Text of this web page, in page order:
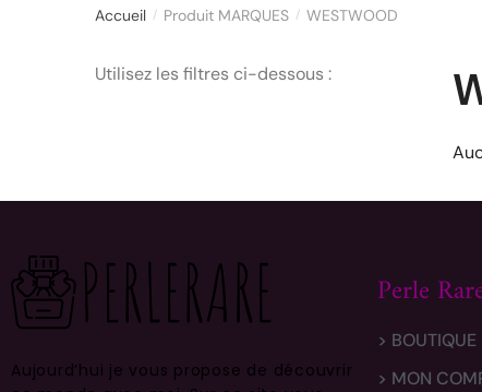
Accueil / Produit MARQUES / WESTWOOD
Utilisez les filtres ci-dessous :
Aujourd’hui je vous propose de découvrir
Perle
> BOUTIQUE
> MON